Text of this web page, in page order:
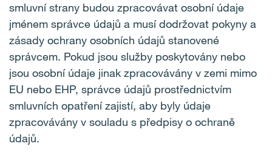
smluvní strany budou zpracovávat osobní údaje
jménem správce údajů a musí dodržovat pokyny a
zásady ochrany osobních údajů stanovené
správcem. Pokud jsou služby poskytovány nebo
jsou osobní údaje jinak zpracovávány v zemi mimo
EU nebo EHP, správce údajů prostřednictvím
smluvních opatření zajistí, aby byly údaje
zpracovávány v souladu s předpisy o ochraně
údajů.